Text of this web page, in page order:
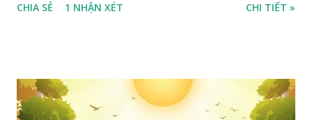
CHIA SẺ 1 NHẬN XÉT CHI TIẾT »